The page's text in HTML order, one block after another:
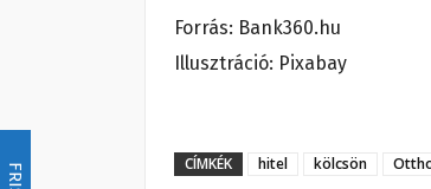
Forrás: Bank360.hu
Illusztráció: Pixabay
CÍMKÉK hitel kölcsön